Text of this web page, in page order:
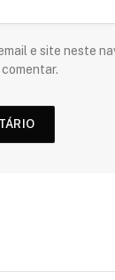
e site neste